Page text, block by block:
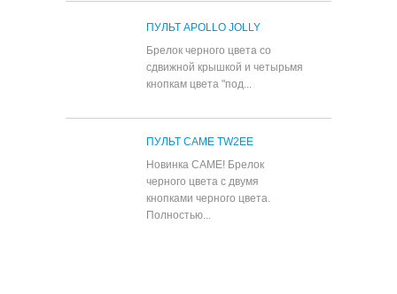
ПУЛЬТ APOLLO JOLLY
Брелок черного цвета со
сдвижной крышкой и четырьмя
кнопкам цвета "под...
ПУЛЬТ CAME TW2EE
Новинка CAME! Брелок
черного цвета с двумя
кнопками черного цвета.
Полностью...